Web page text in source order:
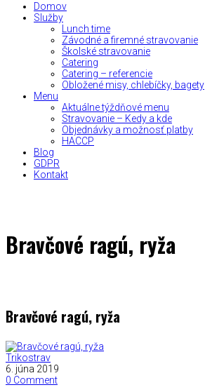
Domov
Služby
Lunch time
Závodné a firemné stravovanie
Školské stravovanie
Catering
Catering – referencie
Obložené misy, chlebíčky, bagety
Menu
Aktuálne týždňové menu
Stravovanie – Kedy a kde
Objednávky a možnosť platby
HACCP
Blog
GDPR
Kontakt
Bravčové ragú, ryža
Bravčové ragú, ryža
Trikostrav
6. júna 2019
0 Comment